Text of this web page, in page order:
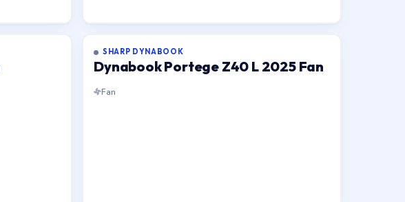
SHARP DYNABOOK
Dynabook Portege Z40 L 2025 Fan
Fan